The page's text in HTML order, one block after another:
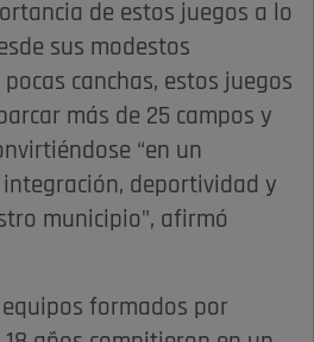
de estos juegos a lo
sus modestos
canchas, estos juegos
más de 25 campos y
“en un
deportividad y
municipio", afirmó
formados por